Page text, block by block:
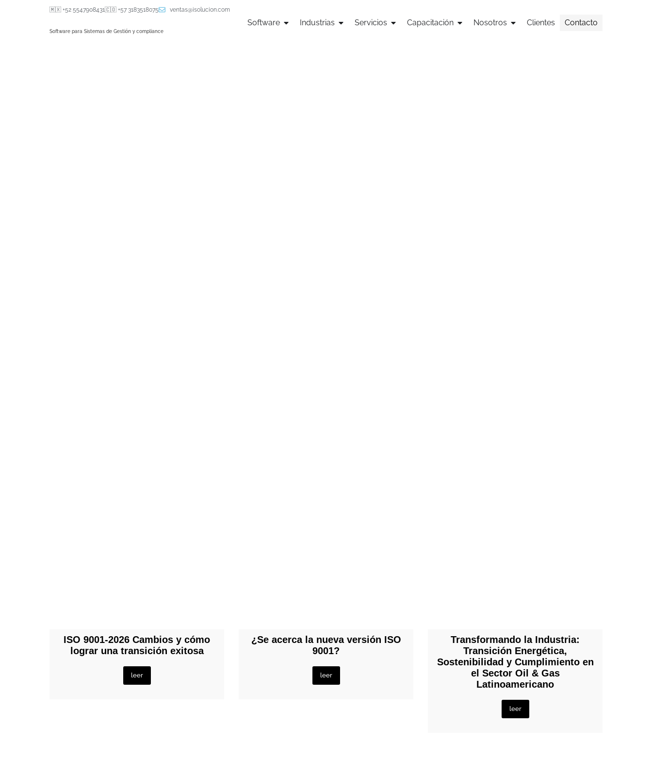
🇲🇽 +52 5547908431🇨🇴 +57 3183518075 ventas@isolucion.com
Software para Sistemas de Gestión y compliance
Software Industrias Servicios Capacitación Nosotros Clientes Contacto
ISO 9001-2026 Cambios y cómo
lograr una transición exitosa
leer
¿Se acerca la nueva versión ISO
9001?
leer
Transformando la Industria:
Transición Energética,
Sostenibilidad y Cumplimiento en
el Sector Oil & Gas
Latinoamericano
leer